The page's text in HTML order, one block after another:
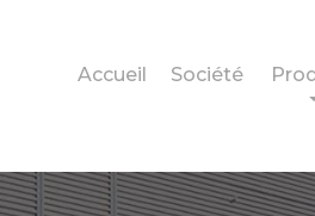
Accueil Société